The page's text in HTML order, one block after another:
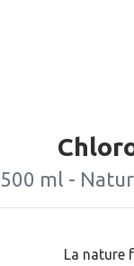
500 ml -
La nature